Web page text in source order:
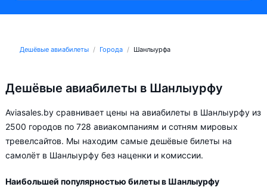
Дешёвые авиабилеты Города Шанлыурфа
Дешёвые авиабилеты в Шанлыурфу
Aviasales.by сравнивает цены на авиабилеты в Шанлыурфу из
2500 городов по 728 авиакомпаниям и сотням мировых
тревелсайтов. Мы находим самые дешёвые билеты на
самолёт в Шанлыурфу без наценки и комиссии.
Наибольшей популярностью билеты в Шанлыурфу